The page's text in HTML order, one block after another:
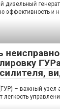
дизельный
эффективность и
– важный узел
легкость